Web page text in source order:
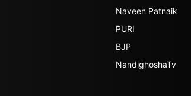
Naveen Patnaik
PURI
BJP
NandighoshaTv